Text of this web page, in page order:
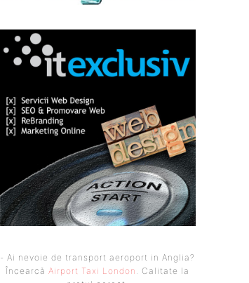
- Ai nevoie de transport aeroport in Anglia?
Încearcă Airport Taxi London . Calitate la